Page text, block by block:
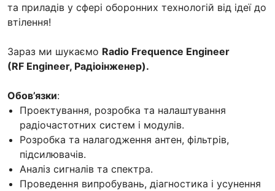
та приладів у сфері оборонних технологій від ідеї до
втілення!
Зараз ми шукаємо Radio Frequence Engineer
(RF Engineer, Радіоінженер).
Обов’язки:
Проектування, розробка та налаштування
радіочастотних систем і модулів.
Розробка та налагодження антен, фільтрів,
підсилювачів.
Аналіз сигналів та спектра.
Проведення випробувань, діагностика і усунення